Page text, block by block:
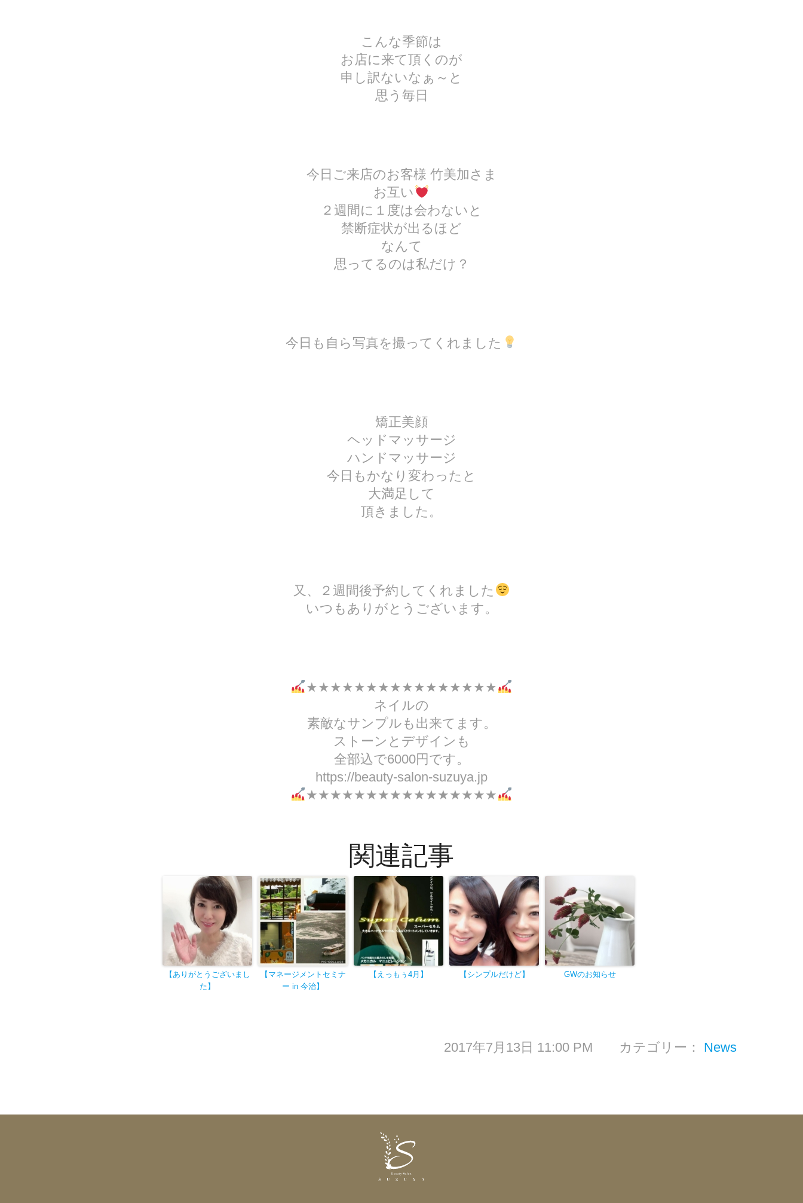
こんな季節は
お店に来て頂くのが
申し訳ないなぁ～と
思う毎日
今日ご来店のお客様 竹美加さま
お互い
２週間に１度は会わないと
禁断症状が出るほど
なんて
思ってるのは私だけ？
今日も自ら写真を撮ってくれました
矯正美顔
ヘッドマッサージ
ハンドマッサージ
今日もかなり変わったと
大満足して
頂きました。
又、２週間後予約してくれました
いつもありがとうございます。
★★★★★★★★★★★★★★★★
ネイルの
素敵なサンプルも出来てます。
ストーンとデザインも
全部込で6000円です。
https://beauty-salon-suzuya.jp
★★★★★★★★★★★★★★★★
関連記事
【ありがとうございまし
た 】
【マネージメントセミナ
ー in 今治】
【えっ もぅ4月 】 【シンプルだけど】 GWのお知らせ
2017年7月13日 11:00 PM カテゴリー： News